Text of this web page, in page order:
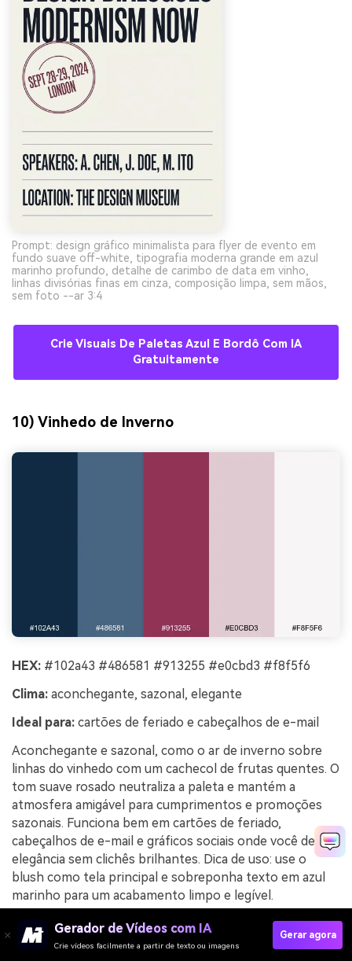
Prompt: design gráfico minimalista para flyer de evento em
fundo suave off-white, tipografia moderna grande em azul
marinho profundo, detalhe de carimbo de data em vinho,
linhas divisórias finas em cinza, composição limpa, sem mãos,
sem foto --ar 3:4
Crie Visuais De Paletas Azul E Bordô Com IA
Gratuitamente
10) Vinhedo de Inverno
HEX: #102a43 #486581 #913255 #e0cbd3 #f8f5f6
Clima: aconchegante, sazonal, elegante
Ideal para: cartões de feriado e cabeçalhos de e-mail
Aconchegante e sazonal, como o ar de inverno sobre
linhas do vinhedo com um cachecol de frutas quentes. O
tom suave rosado neutraliza a paleta e mantém a
atmosfera amigável para cumprimentos e promoções
sazonais. Funciona bem em cartões de feriado,
cabeçalhos de e-mail e gráficos sociais onde você deseja
elegância sem clichês brilhantes. Dica de uso: use o
blush como tela principal e sobreponha texto em azul
marinho para um acabamento limpo e legível.
Exemplo de imagem de vinhedo de inverno gerada
usando media.io
Gerador de Vídeos com IA
Crie vídeos facilmente a partir de texto ou imagens
Gerar agora